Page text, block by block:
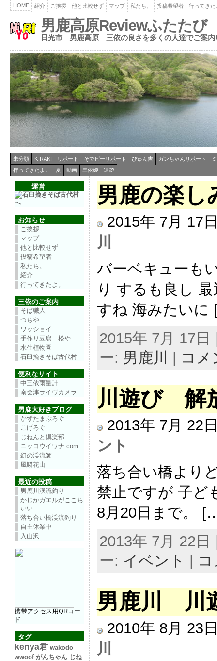
HOME 紹介 ご挨拶 他と比較せず マップ 私たち。 投稿希望者 行ってきた
男鹿高原Reviewふたたび
日光市 男鹿高原 三依の良さを多くの人達でご案
未分類 K-RAKI リポート そでピーリポート ぴゅん吉 ガンちゃんリポート
行ってきたよ。
夏 動画 三依姫 遺跡
運営
お知らせ
ご挨拶
マップ
他と比較せず
投稿希望者
私たち。
紹介
行ってきたよ。
三依のご案内
そば職人
つちや
ワッショイ
手作り豆腐 松や
水生植物園
石臼挽きそば古代村
便利なサイト
中三依雨量計
南会津ライヴカメラ
男鹿大好きブログ
かずたまぶろぐ
こげろぐ
じねんと倶楽部
ニッコウイワナ.com
幻の渓流師
風鱗花山
最近の投稿
男鹿川渓流釣り
かじかガエルがここち
いい
落ち合い橋渓流釣り
自主休業中
入山沢
携帯アクセス用QRコー
ド
タグ
kenya君 wakodo
wwoof がんちゃん じね
男鹿の楽し
2015年 7月 17
川
バーベキューも
り するも良し
すね 海みたい
2015年 7月 17
ー: 男鹿川 | コメ
川遊び 解
2013年 7月 22
ント
落ち合い橋より
禁止ですが 子ど
8月20日まで。
2013年 7月 22
ー: イベント
男鹿川 川
2010年 8月 23
川